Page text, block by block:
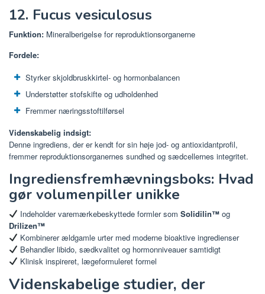
12. Fucus vesiculosus
Funktion: Mineralberigelse for reproduktionsorganerne
Fordele:
Styrker skjoldbruskkirtel- og hormonbalancen
Understøtter stofskifte og udholdenhed
Fremmer næringsstoftilførsel
Videnskabelig indsigt:
Denne ingrediens, der er kendt for sin høje jod- og antioxidantprofil,
fremmer reproduktionsorganernes sundhed og sædcellernes integritet.
Ingrediensfremhævningsboks: Hvad
gør volumenpiller unikke
Indeholder varemærkebeskyttede formler som Solidilin™og
Drilizen™
Kombinerer ældgamle urter med moderne bioaktive ingredienser
Behandler libido, sædkvalitet og hormonniveauer samtidigt
Klinisk inspireret, lægeformuleret formel
Videnskabelige studier, der